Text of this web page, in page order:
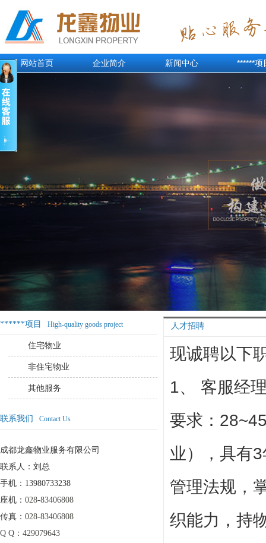
网站首页 企业简介 新闻中心 ******项
******项目 High-quality goods project
住宅物业
非住宅物业
其他服务
联系我们 Contact Us
成都龙鑫物业服务有限公司
联系人：刘总
手机：13980733238
座机： 028-83406808
传真： 028-83406808
Q Q： 429079643
人才招聘
现诚聘以下
1、 客服经
要求：
业），具有
管理法规，
织能力，持